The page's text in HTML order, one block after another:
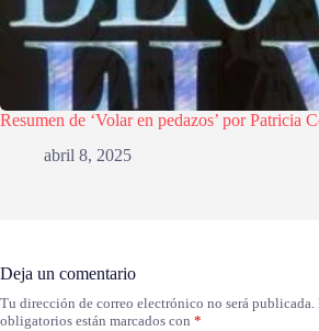
Resumen de ‘Volar en pedazos’ por Patricia
abril 8, 2025
Deja un comentario
Tu dirección de correo electrónico no será publicada.
obligatorios están marcados con *